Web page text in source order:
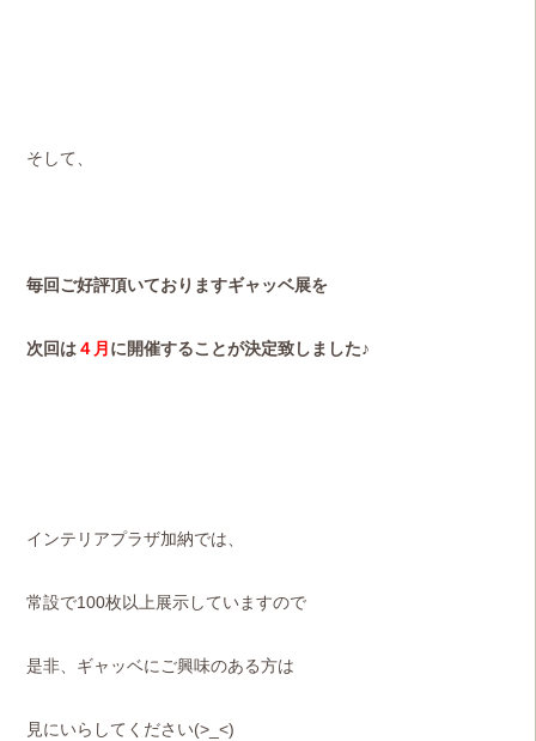
そして、
毎回ご好評頂いておりますギャッベ展を
次回は４月 に開催することが決定致しました♪
インテリアプラザ加納では、
常設で100枚以上展示していますので
是非、ギャッベにご興味のある方は
見にいらしてください(>_<)